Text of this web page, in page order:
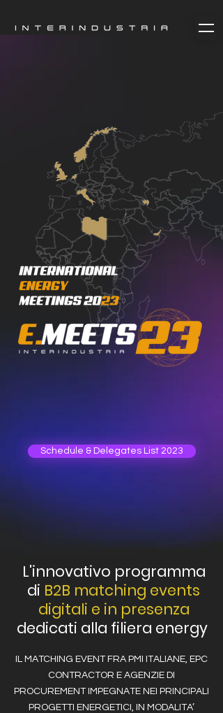
Schedule & Delegates List 2023
L'innovativo programma
di B2B matching events
digitali e in presenza
dedicati alla filiera energy
IL MATCHING EVENT FRA PMI ITALIANE, EPC
CONTRACTOR E AGENZIE DI
PROCUREMENT IMPEGNATE NEI PRINCIPALI
PROGETTI ENERGETICI, IN MODALITA’